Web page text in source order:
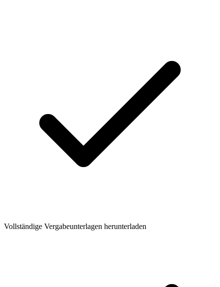
Vollständige Vergabeunterlagen herunterladen